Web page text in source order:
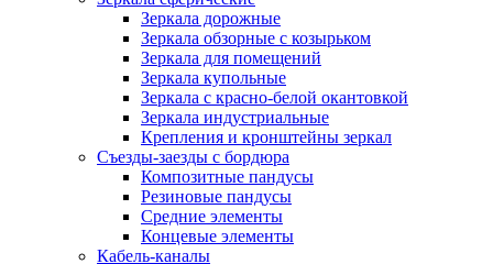
Зеркала дорожные
Зеркала обзорные с козырьком
Зеркала для помещений
Зеркала купольные
Зеркала с красно-белой окантовкой
Зеркала индустриальные
Крепления и кронштейны зеркал
Съезды-заезды с бордюра
Композитные пандусы
Резиновые пандусы
Средние элементы
Концевые элементы
Кабель-каналы